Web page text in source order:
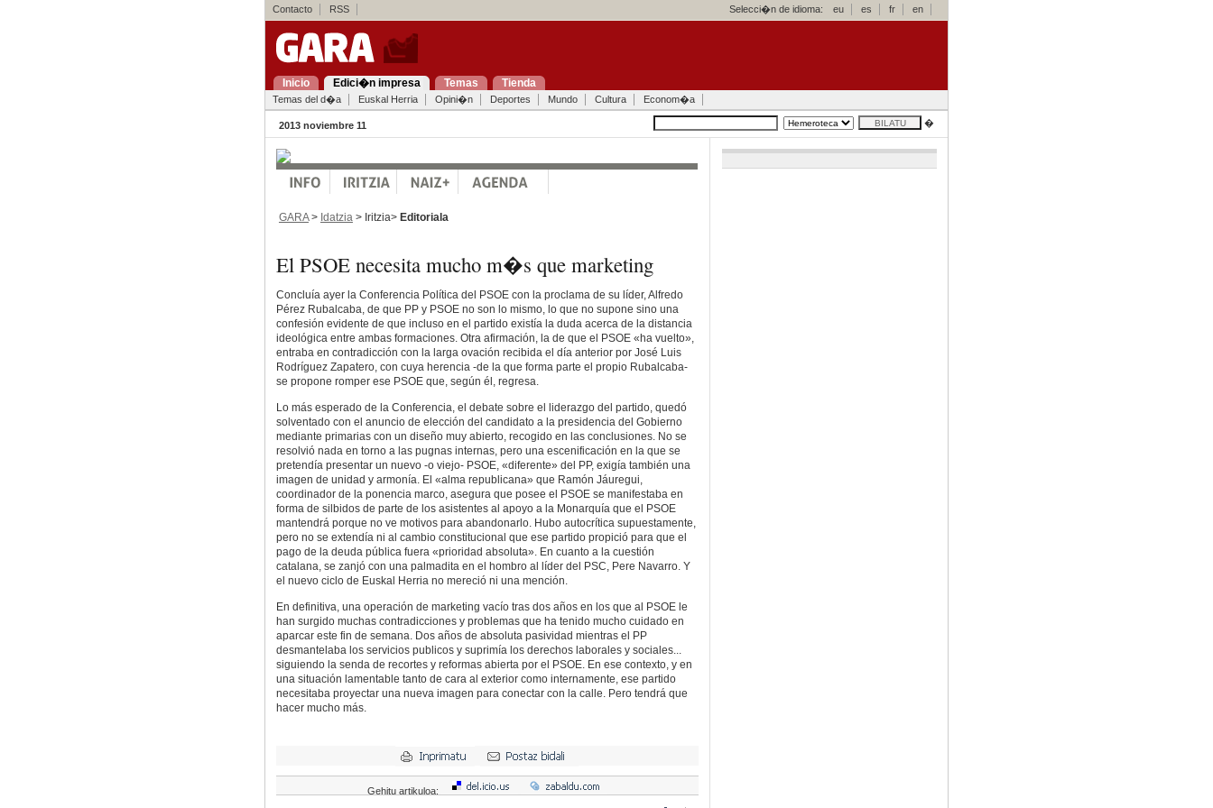
Contacto RSS Selecci�n de idioma: eu es fr en
Inicio Edici�n impresa Temas Tienda
Temas del d�a Euskal Herria Opini�n Deportes Mundo Cultura Econom�a
2013 noviembre 11 �
GARA> Idatzia > Iritzia> Editoriala
El PSOE necesita mucho m�s que marketing
Concluía ayer la Conferencia Política del PSOE con la proclama de su líder, Alfredo
Pérez Rubalcaba, de que PP y PSOE no son lo mismo, lo que no supone sino una
confesión evidente de que incluso en el partido existía la duda acerca de la distancia
ideológica entre ambas formaciones. Otra afirmación, la de que el PSOE «ha vuelto»,
entraba en contradicción con la larga ovación recibida el día anterior por José Luis
Rodríguez Zapatero, con cuya herencia -de la que forma parte el propio Rubalcaba-
se propone romper ese PSOE que, según él, regresa.
Lo más esperado de la Conferencia, el debate sobre el liderazgo del partido, quedó
solventado con el anuncio de elección del candidato a la presidencia del Gobierno
mediante primarias con un diseño muy abierto, recogido en las conclusiones. No se
resolvió nada en torno a las pugnas internas, pero una escenificación en la que se
pretendía presentar un nuevo -o viejo- PSOE, «diferente» del PP, exigía también una
imagen de unidad y armonía. El «alma republicana» que Ramón Jáuregui,
coordinador de la ponencia marco, asegura que posee el PSOE se manifestaba en
forma de silbidos de parte de los asistentes al apoyo a la Monarquía que el PSOE
mantendrá porque no ve motivos para abandonarlo. Hubo autocrítica supuestamente,
pero no se extendía ni al cambio constitucional que ese partido propició para que el
pago de la deuda pública fuera «prioridad absoluta». En cuanto a la cuestión
catalana, se zanjó con una palmadita en el hombro al líder del PSC, Pere Navarro. Y
el nuevo ciclo de Euskal Herria no mereció ni una mención.
En definitiva, una operación de marketing vacío tras dos años en los que al PSOE le
han surgido muchas contradicciones y problemas que ha tenido mucho cuidado en
aparcar este fin de semana. Dos años de absoluta pasividad mientras el PP
desmantelaba los servicios publicos y suprimía los derechos laborales y sociales...
siguiendo la senda de recortes y reformas abierta por el PSOE. En ese contexto, y en
una situación lamentable tanto de cara al exterior como internamente, ese partido
necesitaba proyectar una nueva imagen para conectar con la calle. Pero tendrá que
hacer mucho más.
Gehitu artikuloa: